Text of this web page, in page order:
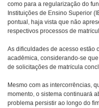
como para a regularização do
Instituições de Ensino Superior
pontual, haja vista que não
respectivos processos de
As dificuldades de acesso estão
acadêmica, considerando-se
de solicitações de matrícula
Mesmo com as intercorrências,
momento, o sistema continuará
problema persistir ao longo do